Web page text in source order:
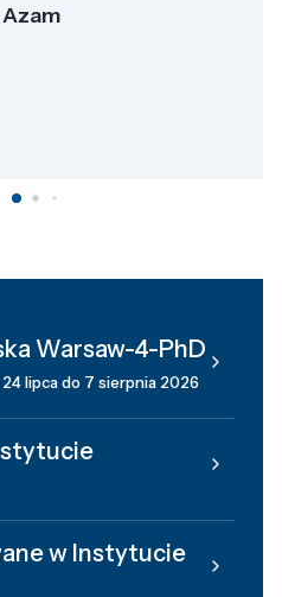
Warsaw-4-PhD
lipca do 7 sierpnia 2026
w Instytucie